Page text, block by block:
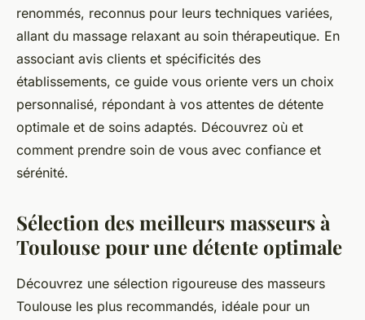
renommés, reconnus pour leurs techniques variées,
allant du massage relaxant au soin thérapeutique. En
associant avis clients et spécificités des
établissements, ce guide vous oriente vers un choix
personnalisé, répondant à vos attentes de détente
optimale et de soins adaptés. Découvrez où et
comment prendre soin de vous avec confiance et
sérénité.
Sélection des meilleurs masseurs à
Toulouse pour une détente optimale
Découvrez une sélection rigoureuse des masseurs
Toulouse les plus recommandés, idéale pour un